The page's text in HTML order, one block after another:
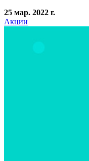
25 мар. 2022 г.
Акции